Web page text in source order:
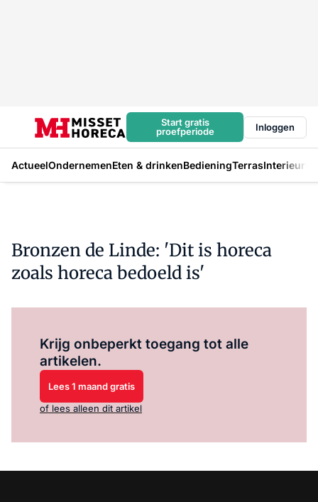
Start gratis
proefperiode
Inloggen
ActueelOndernemenEten & drinkenBedieningTerrasInterieur
Bronzen de Linde: 'Dit is horeca
zoals horeca bedoeld is'
Krijg onbeperkt toegang tot alle
artikelen.
Lees 1 maand gratis
of lees alleen dit artikel